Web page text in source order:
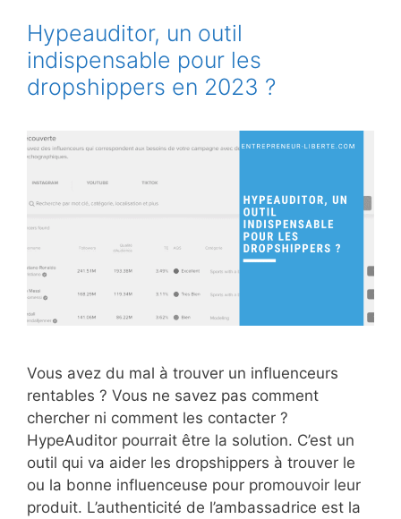
Hypeauditor, un outil
indispensable pour les
dropshippers en 2023 ?
Vous avez du mal à trouver un influenceurs
rentables ? Vous ne savez pas comment
chercher ni comment les contacter ?
HypeAuditor pourrait être la solution. C’est un
outil qui va aider les dropshippers à trouver le
ou la bonne influenceuse pour promouvoir leur
produit. L’authenticité de l’ambassadrice est la